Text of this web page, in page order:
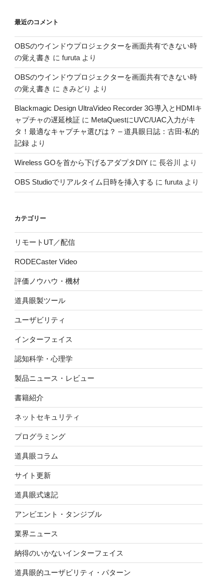
最近のコメント
OBSのウインドウプロジェクターを画面共有できない時
の覚え書き に furuta より
OBSのウインドウプロジェクターを画面共有できない時
の覚え書き に きみどり より
Blackmagic Design UltraVideo Recorder 3G導入とHDMIキ
ャプチャの遅延検証 に MetaQuestにUVC/UAC入力がキ
タ！最適なキャプチャ選びは？ – 道具眼日誌：古田-私的
記録 より
Wireless GOを首から下げるアダプタDIY に 長谷川 より
OBS Studioでリアルタイム日時を挿入する に furuta より
カテゴリー
リモートUT／配信
RODECaster Video
評価ノウハウ・機材
道具眼製ツール
ユーザビリティ
インターフェイス
認知科学・心理学
製品ニュース・レビュー
書籍紹介
ネットセキュリティ
プログラミング
道具眼コラム
サイト更新
道具眼式速記
アンビエント・タンジブル
業界ニュース
納得のいかないインターフェイス
道具眼的ユーザビリティ・パターン